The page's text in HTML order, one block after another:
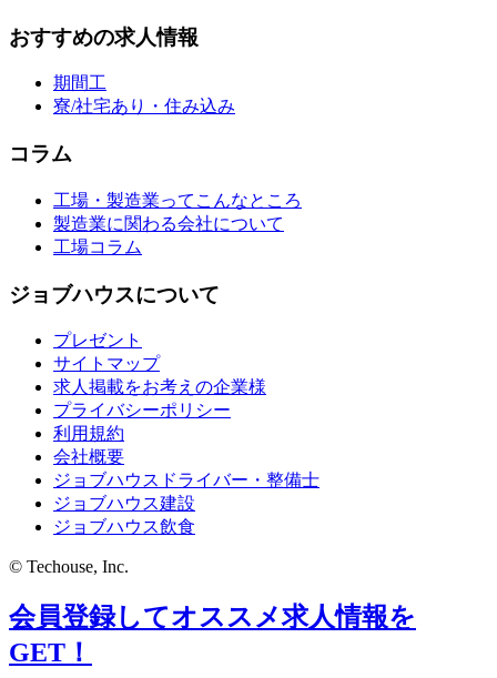
おすすめの求人情報
期間工
寮/社宅あり・住み込み
コラム
工場・製造業ってこんなところ
製造業に関わる会社について
工場コラム
ジョブハウスについて
プレゼント
サイトマップ
求人掲載をお考えの企業様
プライバシーポリシー
利用規約
会社概要
ジョブハウスドライバー・整備士
ジョブハウス建設
ジョブハウス飲食
© Techouse, Inc.
会員登録してオススメ求人情報を
GET！